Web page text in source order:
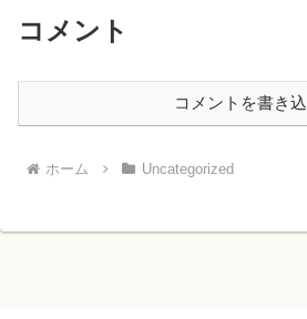
コメント
コメントを書き
ホーム Uncategorized